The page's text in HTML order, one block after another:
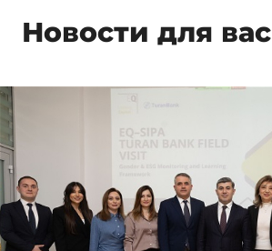
Новости для вас